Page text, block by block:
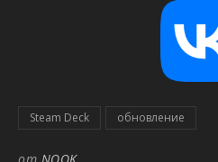
Steam Deck обновление